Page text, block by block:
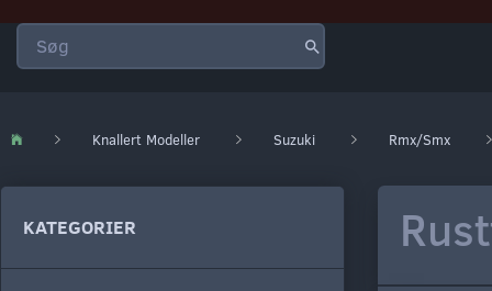
Knallert Modeller Suzuki Rmx/Smx
KATEGORIER